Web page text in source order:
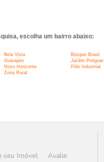
escolha um bairro abaixo:
Bela Vista Bosque Brasil
Guarapes Jardim Potiguar
Novo Horizonte Pólo Industrial
Zona Rural
seu Imóvel Avalie